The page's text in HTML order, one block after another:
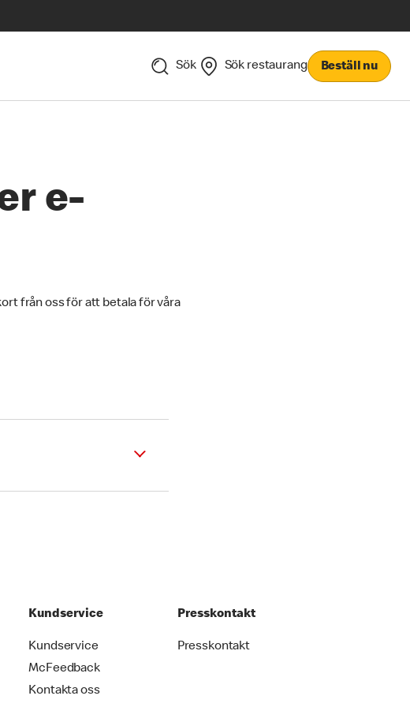
Sök Sök restaurang Beställ nu
e-
från oss för att betala för våra
Kundservice
Kundservice
McFeedback
Kontakta oss
Presskontakt
Presskontakt